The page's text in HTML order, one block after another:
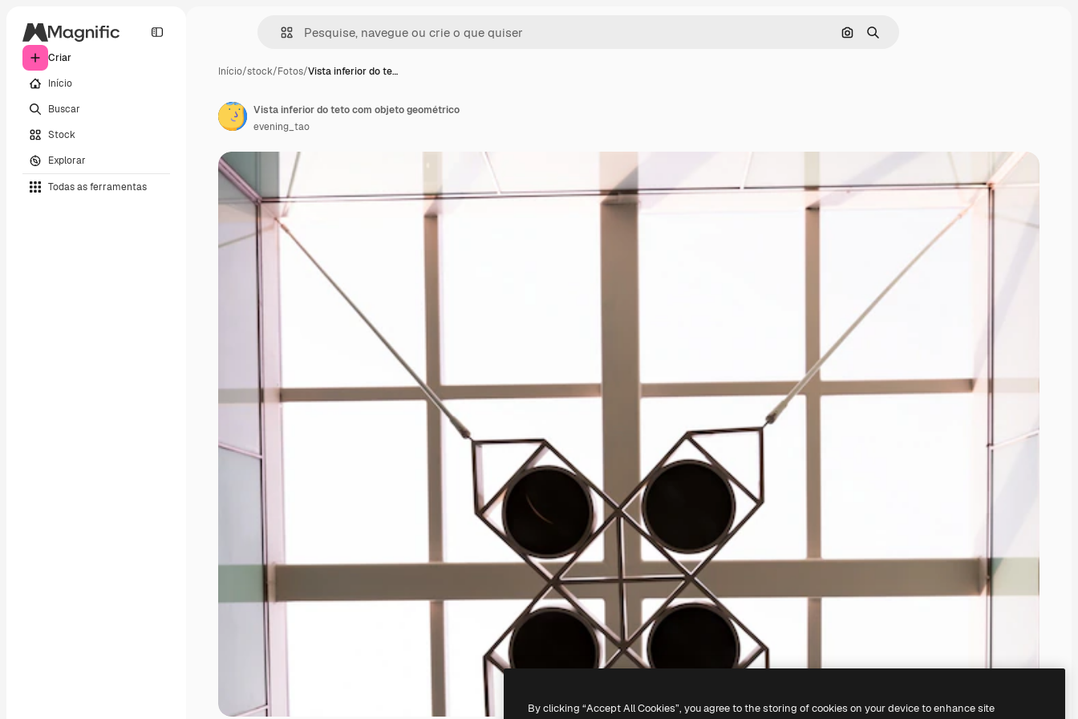
Criar
Início
Buscar
Stock
Explorar
Todas as ferramentas
Pesquisar por imagem
Buscar
Início/stock/Fotos/Vista inferior do te…
Vista inferior do teto com objeto geométrico
evening_tao
By clicking “Accept All Cookies”, you agree to the storing of cookies on your device to enhance site